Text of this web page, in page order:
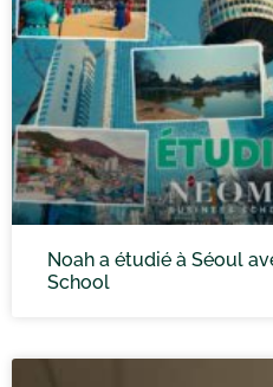
Noah a étudié à Séoul
School